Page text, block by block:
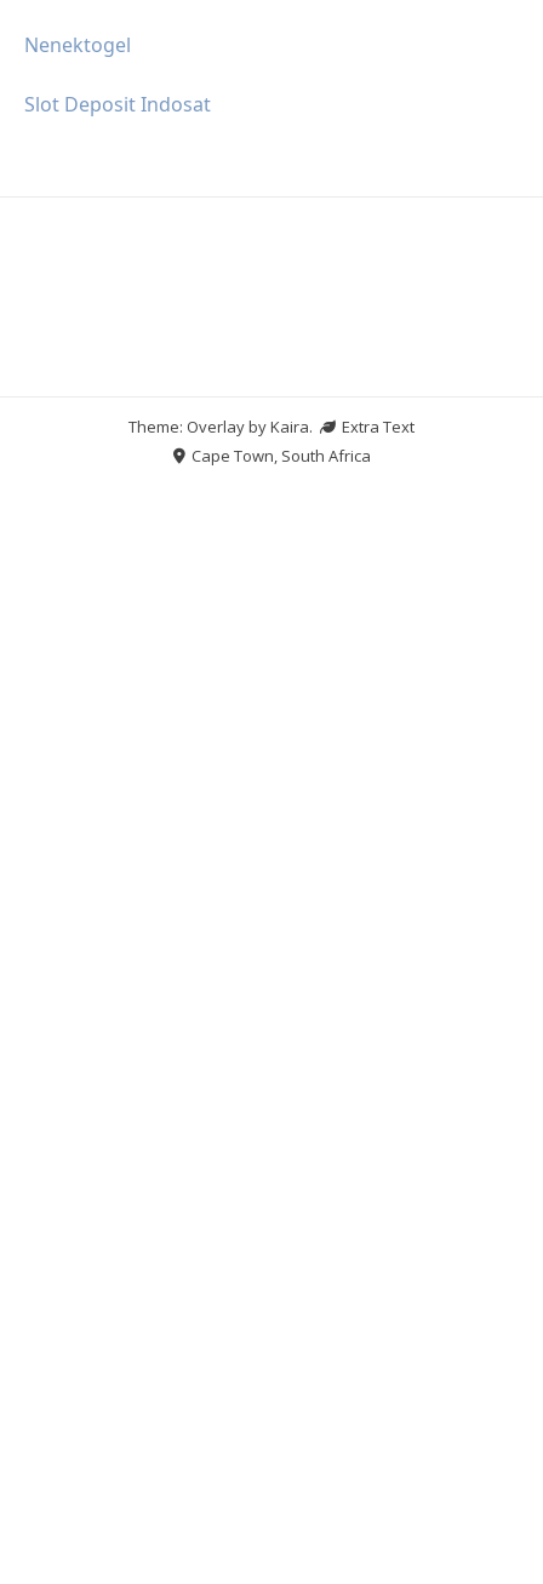
Nenektogel
Slot Deposit Indosat
Theme: Overlay byKaira.
Extra Text
Cape Town, South Africa